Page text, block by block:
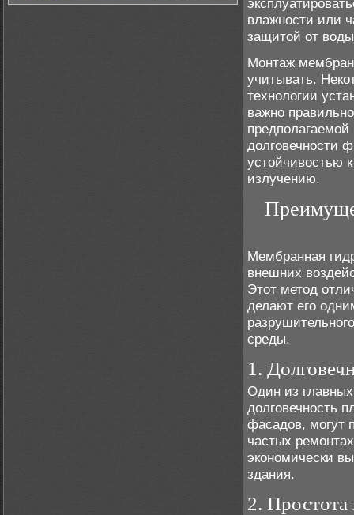
влажности или
защитой от
Монтаж
учитывать.
технологии
важно
долговечности
устойчивостью
излучению.
Мембранная
внешних
Этот метод
делают его
среды.
1.
Один из
долговечность
фасадов, могут
частых
экономически
здания.
2. Простота